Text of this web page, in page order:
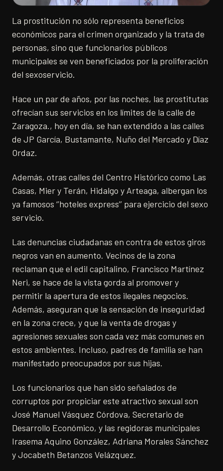
La prostitución no sólo representa beneficios
económicos para el crimen organizado y la trata de
personas, sino que funcionarios públicos
municipales se ven beneficiados por la proliferación
del sexoservicio.
Hace un par de años, por las noches, las prostitutas
ofrecían sus servicios en los límites de la calle de
Zaragoza., hoy en día, se han extendido a las calles
de JP García, Bustamante, Nuño del Mercado y Díaz
Ordaz.
Además, otras calles del Centro Histórico como Las
Casas, Mier y Terán, Hidalgo y Arteaga, albergan los
ya famosos ‘’hoteles express’’ para ejercicio del sexo
servicio.
Las denuncias ciudadanas en contra de estos giros
negros van en aumento. Vecinos de la zona
reclaman que el edil capitalino, Francisco Martínez
Neri, se hace de la vista gorda al promover y
permitir la apertura de estos ilegales negocios.
Además, aseguran que la sensación de inseguridad
en la zona crece, y que la venta de drogas y
agresiones sexuales son cada vez más comunes en
estos ambientes. Incluso, padres de familia se han
manifestado preocupados por sus hijas.
Los funcionarios que han sido señalados de
corruptos por propiciar este atractivo sexual son
José Manuel Vásquez Córdova, Secretario de
Desarrollo Económico, y las regidoras municipales
Irasema Aquino González, Adriana Morales Sánchez
y Jocabeth Betanzos Velázquez.